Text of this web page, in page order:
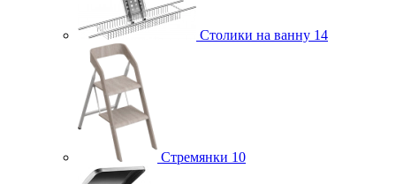
Столики на ванну 14
Стремянки 10